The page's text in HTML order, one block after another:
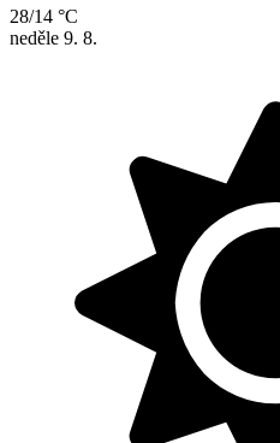
28/14 °C
neděle 9. 8.